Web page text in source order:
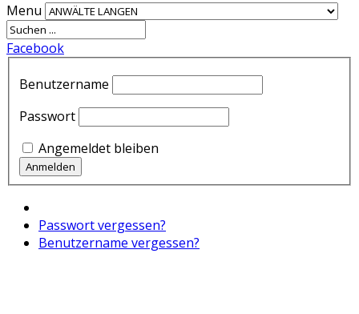
Menu
Facebook
Benutzername
Passwort
Angemeldet bleiben
Passwort vergessen?
Benutzername vergessen?